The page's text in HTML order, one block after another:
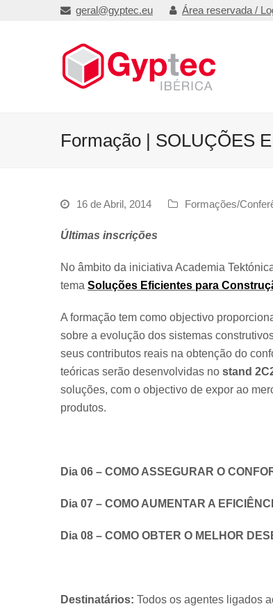
geral@gyptec.eu Área reservada /
Formação | SOLUÇÕES
16 de Abril, 2014 Formações/
Últimas inscrições
No âmbito da iniciativa Academia
tema Soluções Eficientes para
A formação tem como objectivo
sobre a evolução dos sistemas
seus contributos reais na obtenção do
teóricas serão desenvolvidas no stand
soluções, com o objectivo de expor ao
produtos.
Dia 06 – COMO ASSEGURAR O
Dia 07 – COMO AUMENTAR A
Dia 08 – COMO OBTER O MELHOR
Destinatários: Todos os agentes ligados